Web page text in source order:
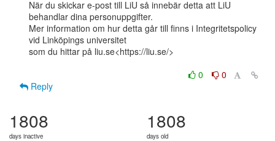
När du skickar e-post till LiU så innebär detta att LiU
behandlar dina personuppgifter.
Mer information om hur detta går till finns i Integritetspolicy
vid Linköpings universitet
som du hittar på liu.se<https://liu.se/>
0
0
Reply
1808
days inactive
1808
days old